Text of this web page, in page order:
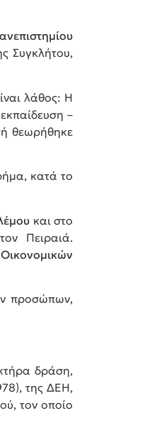
Συγκλήτου,
λάθος: Η
–
θεωρήθηκε
κατά το
και στο
Πειραιά.
προσώπων,
δράση,
της ΔΕΗ,
τον οποίο